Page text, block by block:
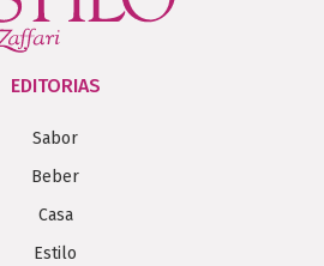
EDITORIAS
Sabor
Beber
Casa
Estilo